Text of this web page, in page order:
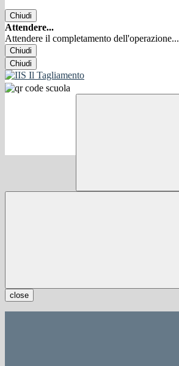
Chiudi
Attendere...
Attendere il completamento dell'operazione...
Chiudi
Chiudi
close